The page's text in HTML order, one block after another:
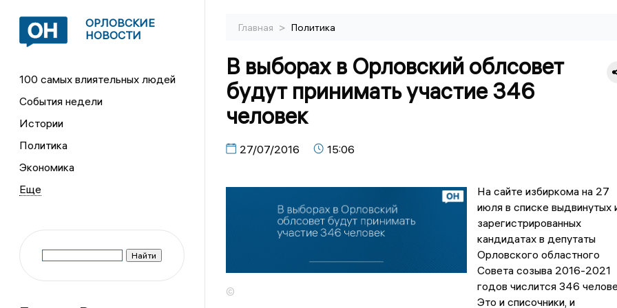
ОРЛОВСКИЕ
НОВОСТИ
100 самых влиятельных людей
События недели
Истории
Политика
Экономика
Главная > Политика
В выборах в Орловский облсовет
будут принимать участие 346
человек
27/07/2016 15:06
©
На сайте избиркома на 27
июля в списке выдвинутых
зарегистрированных
кандидатах в депутаты
Орловского областного
Совета созыва 2016-2021
годов числится 346
Это и списочники, и